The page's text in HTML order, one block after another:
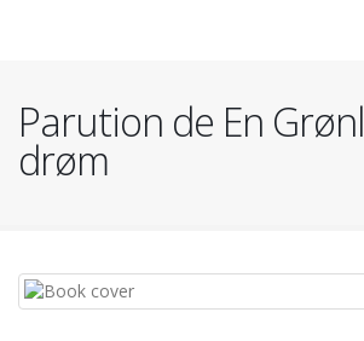
Parution de En
drøm